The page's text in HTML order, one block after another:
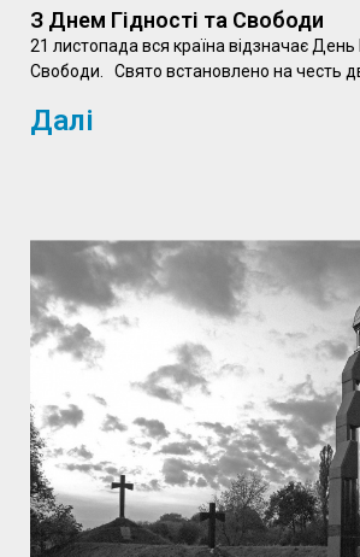
З Днем Гідності та Свободи
21 листопада вся країна відзначає День
Свободи. Свято встановлено на честь
Далі